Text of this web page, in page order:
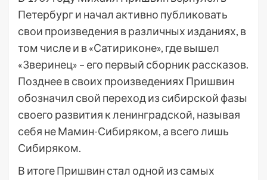
Петербург и начал активно публиковать
свои произведения в различных изданиях, в
том числе и в «Сатириконе», где вышел
«Зверинец» – его первый сборник рассказов.
Позднее в своих произведениях Пришвин
обозначил свой переход из сибирской фазы
своего развития к ленинградской, называя
себя не Мамин-Сибиряком, а всего лишь
Сибиряком.
В итоге Пришвин стал одной из самых